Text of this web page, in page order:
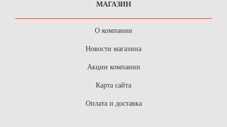
МАГАЗИН
О компании
Новости магазина
Акции компании
Карта сайта
Оплата и доставка